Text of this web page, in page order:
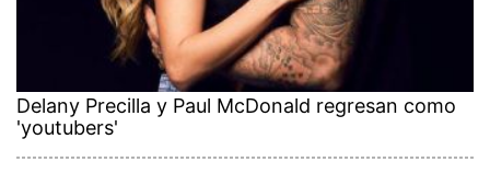
Delany Precilla y Paul McDonald regresan como
'youtubers'